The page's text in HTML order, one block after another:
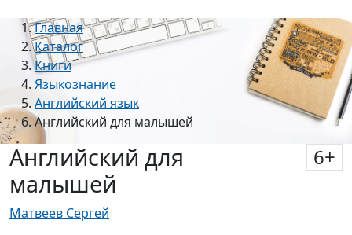
Главная
Каталог
Книги
Языкознание
Английский язык
Английский для малышей
Английский для
малышей
6+
Матвеев Сергей